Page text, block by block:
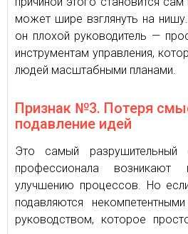
может шире взглянуть на
он плохой руководитель —
инструментам управления,
людей масштабными планами.
Признак №3. Потеря
подавление идей
Это самый
профессионала
улучшению процессов. Но
подавляются
руководством, которое